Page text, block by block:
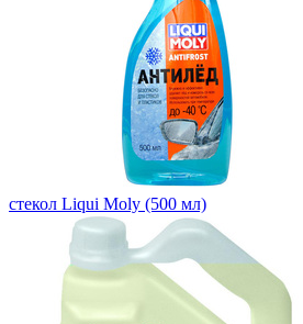
стекол Liqui Moly (500 мл)